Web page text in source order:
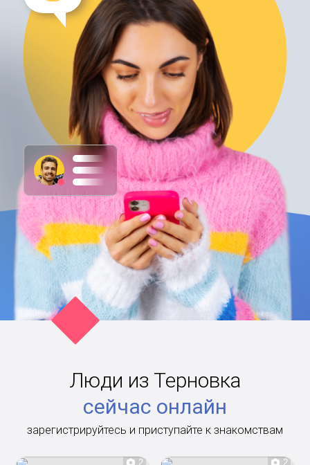
Люди из Терновка
сейчас онлайн
зарегистрируйтесь и приступайте к знакомствам
2 2